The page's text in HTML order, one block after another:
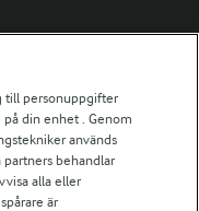
till personuppgifter
din enhet . Genom
används
partners behandlar
alla eller
är